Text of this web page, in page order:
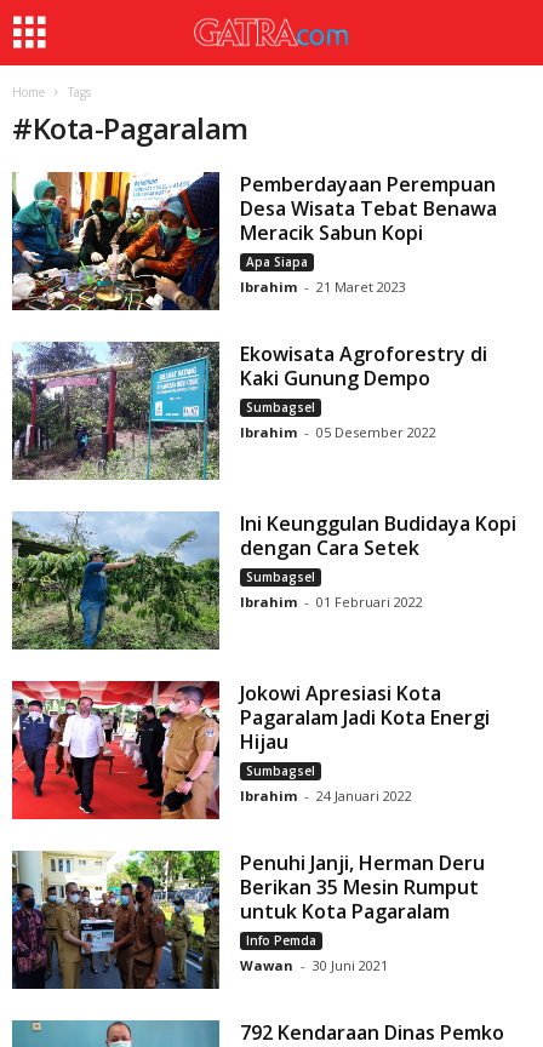
Home Tags
#Kota-Pagaralam
Pemberdayaan Perempuan
Desa Wisata Tebat Benawa
Meracik Sabun Kopi
Apa Siapa
Ibrahim - 21 Maret 2023
Ekowisata Agroforestry di
Kaki Gunung Dempo
Sumbagsel
Ibrahim - 05 Desember 2022
Ini Keunggulan Budidaya Kopi
dengan Cara Setek
Sumbagsel
Ibrahim - 01 Februari 2022
Jokowi Apresiasi Kota
Pagaralam Jadi Kota Energi
Hijau
Sumbagsel
Ibrahim - 24 Januari 2022
Penuhi Janji, Herman Deru
Berikan 35 Mesin Rumput
untuk Kota Pagaralam
Info Pemda
Wawan - 30 Juni 2021
792 Kendaraan Dinas Pemko